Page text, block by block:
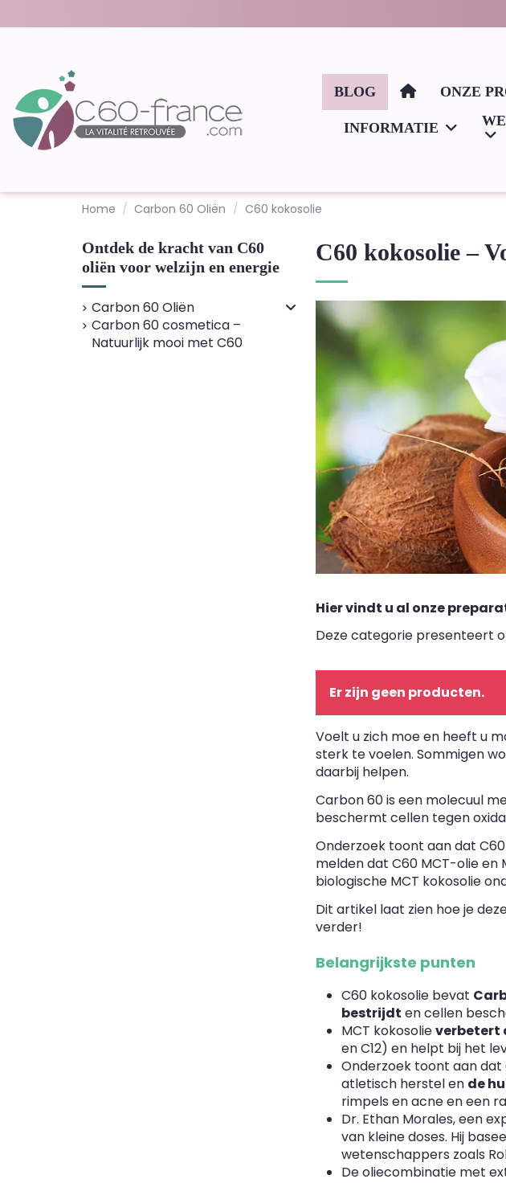
BLOG ONZE
INFORMATIE
Home Carbon 60 Oliën C60 kokosolie
C60 kokosolie –
Hier vindt u al onze
Deze categorie presenteert
Er zijn geen producten.
Voelt u zich moe en heeft u
sterk te voelen. Sommigen
daarbij helpen.
Carbon 60 is een molecuul
beschermt cellen tegen
Onderzoek toont aan dat
melden dat C60 MCT-olie en
biologische MCT kokosolie
Dit artikel laat zien hoe je
verder!
Belangrijkste punten
C60 kokosolie bevat
bestrijdt en cellen
MCT kokosolieverbetert
en C12) en helpt bij het
Onderzoek toont aan dat
atletisch herstel en de
rimpels en acne en een
Dr. Ethan Morales, een
van kleine doses. Hij
wetenschappers zoals
De oliecombinatie met
Ontdek de kracht van C60
oliën voor welzijn en energie
Carbon 60 Oliën
Carbon 60 cosmetica –
Natuurlijk mooi met C60